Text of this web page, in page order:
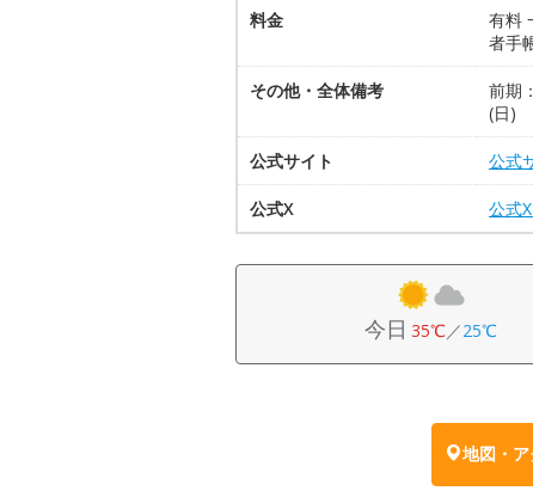
料金
有料
者手
その他・全体備考
前期
(日)
公式サイト 公式
公式X 公式
今日 35℃／25℃
地図・